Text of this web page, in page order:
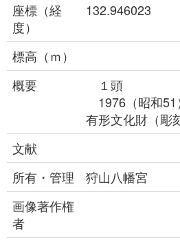
座標（経
度）
132.946023
標高（ｍ）
概要
１頭
1976（昭和51
有形文化財（彫
文献
所有・管理
狩山八幡宮
画像著作権
者